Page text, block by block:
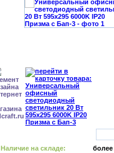
Наличие на складе: более